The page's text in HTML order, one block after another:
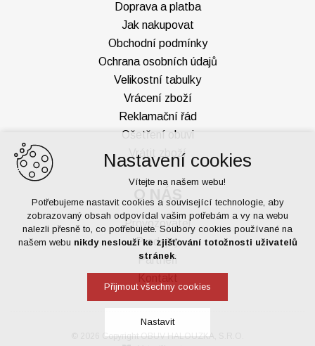
O NÁS
Provozovatel
Prodejny
Partneři
Doprava a platba
Jak nakupovat
Obchodní podmínky
Ochrana osobních údajů
Velikostní tabulky
Vrácení zboží
Reklamační řád
Ošetření obuvi
Vrátit zboží
© 2026 Copyright OBUV HALOUZKA, S.R.O.
Nastavení cookies
Vítejte na našem webu!
Potřebujeme nastavit cookies a související technologie, aby
zobrazovaný obsah odpovídal vašim potřebám a vy na webu
nalezli přesně to, co potřebujete. Soubory cookies používané na
našem webu nikdy neslouží ke zjišťování totožnosti uživatelů
stránek.
Přijmout všechny cookies
Nastavit